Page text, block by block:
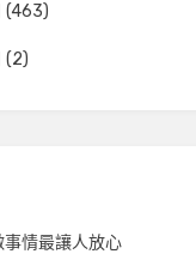
(463)
(2)
情最讓人放心